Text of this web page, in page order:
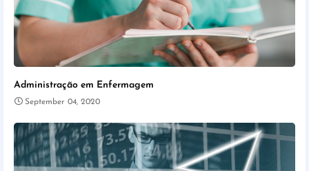
Administração em Enfermagem
September 04, 2020